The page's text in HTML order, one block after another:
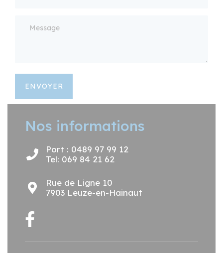
ENVOYER
Nos informations
Port : 0489 97 99 12
Tel: 069 84 21 62
Rue de Ligne 10
7903 Leuze-en-Hainaut